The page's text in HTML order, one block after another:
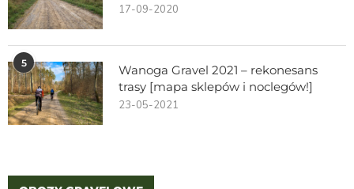
17-09-2020
5
Wanoga Gravel 2021 – rekonesans
trasy [mapa sklepów i noclegów!]
23-05-2021